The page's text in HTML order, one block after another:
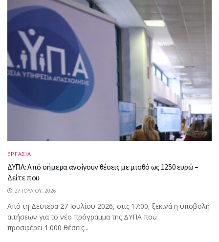
ΕΡΓΑΣΙΑ
ΔΥΠΑ: Από σήμερα ανοίγουν θέσεις με μισθό ως 1250 ευρώ –
Δείτε που
27 ΙΟΥΛΊΟΥ, 2026
Από τη Δευτέρα 27 Ιουλίου 2026, στις 17:00, ξεκινά η υποβολή
αιτήσεων για το νέο πρόγραμμα της ΔΥΠΑ που
προσφέρει 1.000 θέσεις...